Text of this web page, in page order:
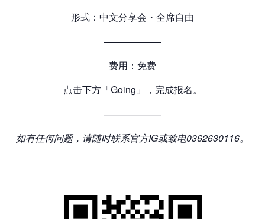
形式：中文分享会・全席自由
——————
费用：免费
点击下方「Going」，完成报名。
——————
如有任何问题，请随时联系官方IG或致电0362630116。